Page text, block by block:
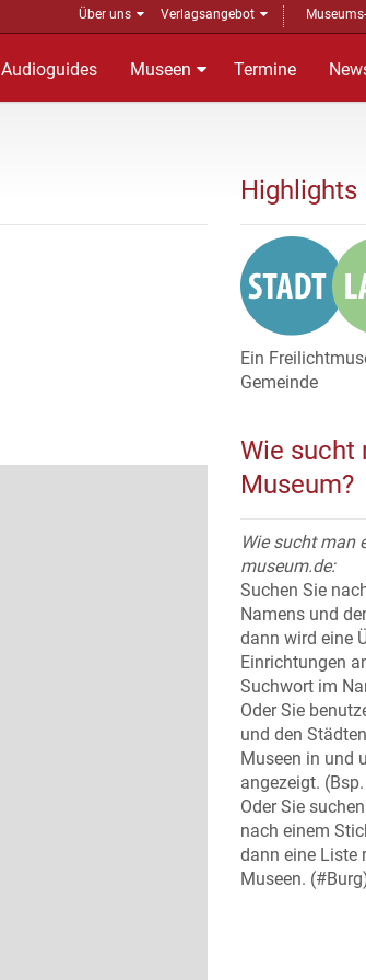
Über uns Verlagsangebot
Audioguides Museen Termine
Highlights
Ein
Gemeinde
Wie sucht
Museum?
Wie sucht man
museum.de:
Suchen Sie
Namens und
dann wird eine
Einrichtungen
Suchwort im
Oder Sie
und den
Museen in und
angezeigt.
Oder Sie
nach einem
dann eine Liste
Museen.